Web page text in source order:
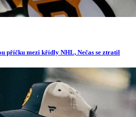
příčku mezi křídly NHL, Nečas se ztratil